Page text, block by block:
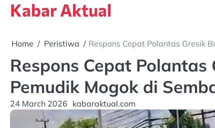
SkipKabar Aktual
Home Peristiwa Respons Cepat Polantas Gresik
Respons Cepat
Pemudik Mogok di
24 March 2026 kabaraktual.com